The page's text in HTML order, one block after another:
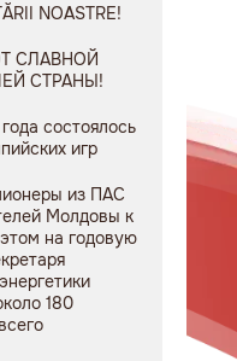
NOASTRE!
СЛАВНОЙ
СТРАНЫ!
состоялось
игр
из ПАС
Молдовы к
на годовую
180